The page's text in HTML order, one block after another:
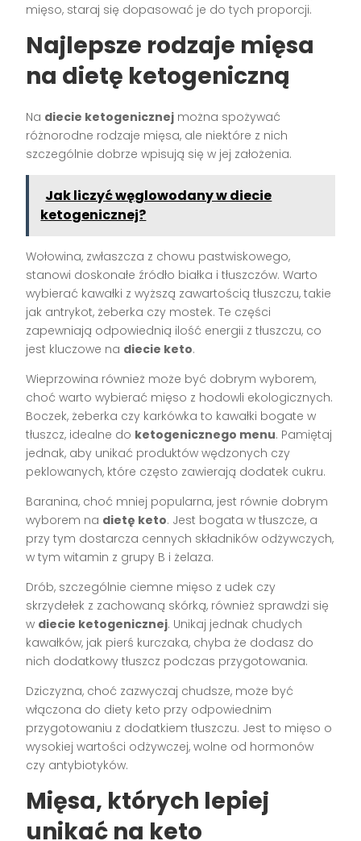
mięso, staraj się dopasować je do tych proporcji.
Najlepsze rodzaje mięsa
na dietę ketogeniczną
Na diecie ketogenicznej można spożywać
różnorodne rodzaje mięsa, ale niektóre z nich
szczególnie dobrze wpisują się w jej założenia.
Jak liczyć węglowodany w diecie
ketogenicznej?
Wołowina, zwłaszcza z chowu pastwiskowego,
stanowi doskonałe źródło białka i tłuszczów. Warto
wybierać kawałki z wyższą zawartością tłuszczu, takie
jak antrykot, żeberka czy mostek. Te części
zapewniają odpowiednią ilość energii z tłuszczu, co
jest kluczowe na diecie keto.
Wieprzowina również może być dobrym wyborem,
choć warto wybierać mięso z hodowli ekologicznych.
Boczek, żeberka czy karkówka to kawałki bogate w
tłuszcz, idealne do ketogenicznego menu. Pamiętaj
jednak, aby unikać produktów wędzonych czy
peklowanych, które często zawierają dodatek cukru.
Baranina, choć mniej popularna, jest równie dobrym
wyborem na dietę keto. Jest bogata w tłuszcze, a
przy tym dostarcza cennych składników odżywczych,
w tym witamin z grupy B i żelaza.
Drób, szczególnie ciemne mięso z udek czy
skrzydełek z zachowaną skórką, również sprawdzi się
w diecie ketogenicznej. Unikaj jednak chudych
kawałków, jak pierś kurczaka, chyba że dodasz do
nich dodatkowy tłuszcz podczas przygotowania.
Dziczyzna, choć zazwyczaj chudsze, może być
włączona do diety keto przy odpowiednim
przygotowaniu z dodatkiem tłuszczu. Jest to mięso o
wysokiej wartości odżywczej, wolne od hormonów
czy antybiotyków.
Mięsa, których lepiej
unikać na keto